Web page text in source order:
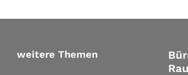
weitere Themen